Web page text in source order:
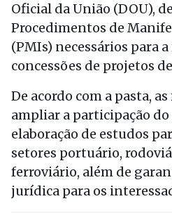
Oficial da União (DOU),
Procedimentos de
(PMIs) necessários para
concessões de projetos
De acordo com a pasta,
ampliar a participação
elaboração de estudos
setores portuário,
ferroviário, além de
jurídica para os